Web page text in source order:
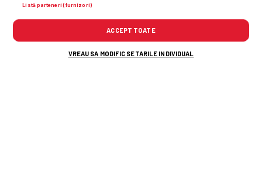
Listă parteneri (furnizori)
ACCEPT TOATE
VREAU SA MODIFIC SETARILE INDIVIDUAL